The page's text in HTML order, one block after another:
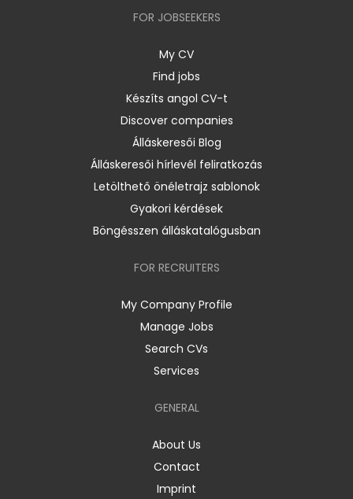
FOR JOBSEEKERS
My CV
Find jobs
Készíts angol CV-t
Discover companies
Álláskeresői Blog
Álláskeresői hírlevél feliratkozás
Letölthető önéletrajz sablonok
Gyakori kérdések
Böngésszen álláskatalógusban
FOR RECRUITERS
My Company Profile
Manage Jobs
Search CVs
Services
GENERAL
About Us
Contact
Imprint